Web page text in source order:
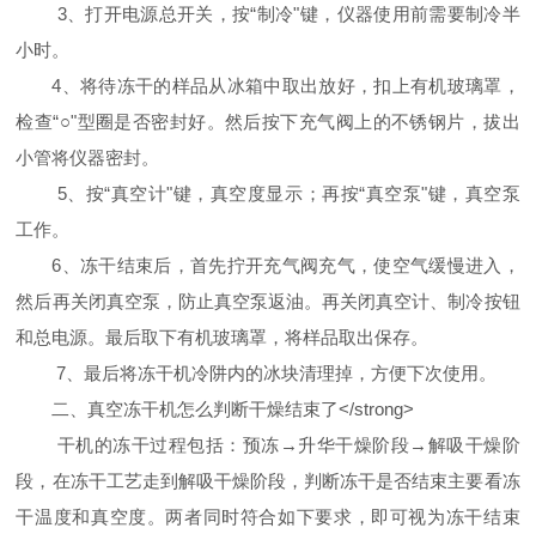
3、打开电源总开关，按“制冷"键，仪器使用前需要制冷半
小时。
4、将待冻干的样品从冰箱中取出放好，扣上有机玻璃罩，
检查“○"型圈是否密封好。然后按下充气阀上的不锈钢片，拔出
小管将仪器密封。
5、按“真空计"键，真空度显示；再按“真空泵"键，真空泵
工作。
6、冻干结束后，首先拧开充气阀充气，使空气缓慢进入，
然后再关闭真空泵，防止真空泵返油。再关闭真空计、制冷按钮
和总电源。最后取下有机玻璃罩，将样品取出保存。
7、最后将冻干机冷阱内的冰块清理掉，方便下次使用。
二、真空冻干机怎么判断干燥结束了</strong>
干机的冻干过程包括：预冻→升华干燥阶段→解吸干燥阶
段，在冻干工艺走到解吸干燥阶段，判断冻干是否结束主要看冻
干温度和真空度。两者同时符合如下要求，即可视为冻干结束